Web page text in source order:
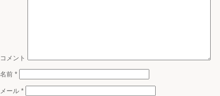
コメント
名前 *
メール *